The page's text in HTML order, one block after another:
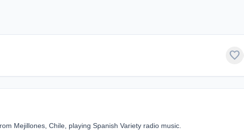
favorite
Mejillones, Chile, playing Spanish Variety radio music.